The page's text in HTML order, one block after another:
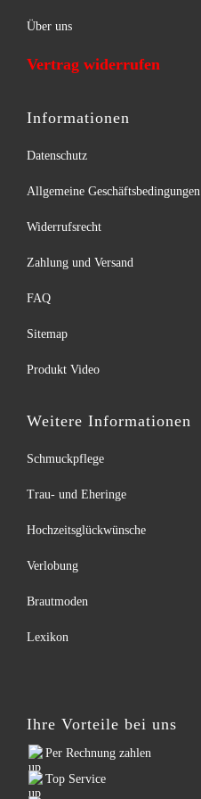
Über uns
Vertrag widerrufen
Informationen
Datenschutz
Allgemeine Geschäftsbedingungen
Widerrufsrecht
Zahlung und Versand
FAQ
Sitemap
Produkt Video
Weitere Informationen
Schmuckpflege
Trau- und Eheringe
Hochzeitsglückwünsche
Verlobung
Brautmoden
Lexikon
Ihre Vorteile bei uns
Per Rechnung zahlen
Top Service